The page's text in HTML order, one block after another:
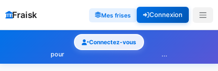
Fraisk Mes frises Connexion
Connectez-vous
pour
...